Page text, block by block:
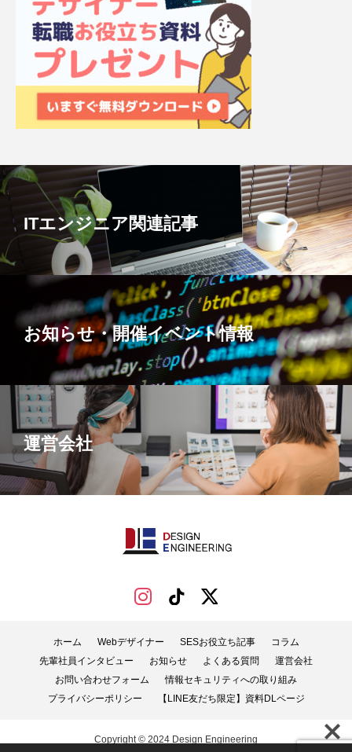
ITエンジニア関連記事
お知らせ・開催イベント情報
運営会社
ホーム Webデザイナー SESお役立ち記事
コラム
先輩社員インタビュー
お知らせ よくある質問
運営会社
お問い合わせフォーム
情報セキュリティへの取り組み
プライバシーポリシー
【LINE友だち限定】資料DLページ
Copyright © 2024 Design Engineering